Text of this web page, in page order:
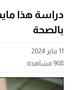
دراسة هذا
بالصحة
11 يناير 2024
908مشاهدة